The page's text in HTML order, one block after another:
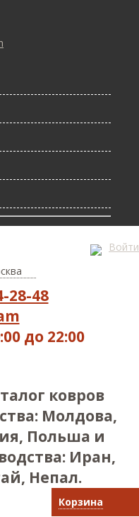
Войти
28-48
до 22:00
ковров
Молдова,
Польша и
Иран,
Непал.
Корзина